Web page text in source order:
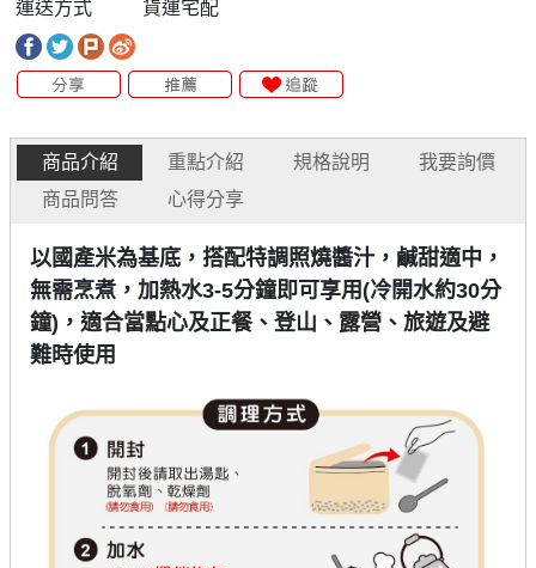
運送方式 貨運宅配
商品介紹 重點介紹 規格說明
我要詢價
商品問答
心得分享
以國產米為基底，搭配特調照燒醬汁，鹹甜適中，
無需烹煮，加熱水3-5分鐘即可享用(冷開水約30分
鐘)，適合當點心及正餐、登山、露營、旅遊及避
難時使用